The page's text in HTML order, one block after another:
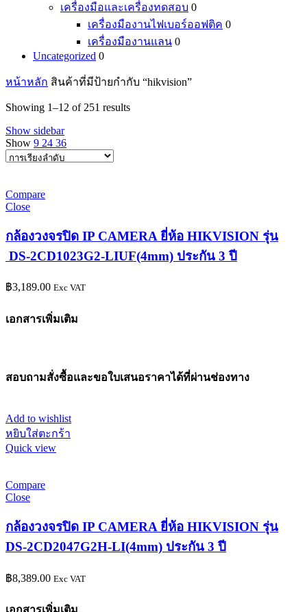
เครื่องมือและเครื่องทดสอบ 0
เครื่องมืองานไฟเบอร์ออฟติค 0
เครื่องมืองานแลน 0
Uncategorized 0
หน้าหลัก สินค้าที่มีป้ายกำกับ “hikvision”
Showing 1–12 of 251 results
Show sidebar
Show 9 24 36
Compare
Close
กล้องวงจรปิด IP CAMERA ยี่ห้อ HIKVISION รุ่น
DS-2CD1023G2-LIUF(4mm) ประกัน 3 ปี
฿3,189.00 Exc VAT
เอกสารเพิ่มเติม
สอบถามสั่งซื้อและขอใบเสนอราคาได้ที่ผ่านช่องทาง
Add to wishlist
หยิบใส่ตะกร้า
Quick view
Compare
Close
กล้องวงจรปิด IP CAMERA ยี่ห้อ HIKVISION รุ่น
DS-2CD2047G2H-LI(4mm) ประกัน 3 ปี
฿8,389.00 Exc VAT